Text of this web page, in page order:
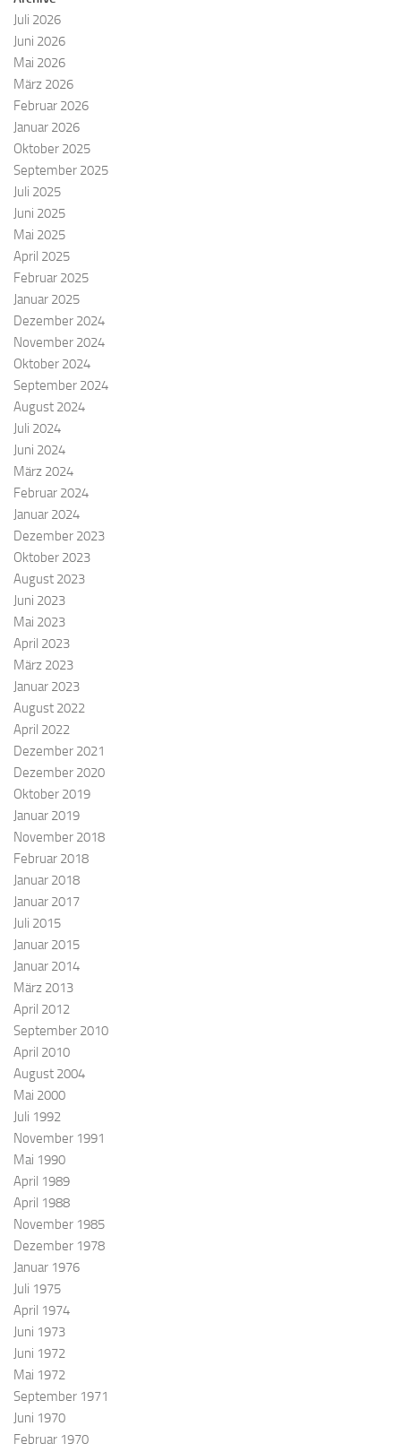
Juli 2026
Juni 2026
Mai 2026
März 2026
Februar 2026
Januar 2026
Oktober 2025
September 2025
Juli 2025
Juni 2025
Mai 2025
April 2025
Februar 2025
Januar 2025
Dezember 2024
November 2024
Oktober 2024
September 2024
August 2024
Juli 2024
Juni 2024
März 2024
Februar 2024
Januar 2024
Dezember 2023
Oktober 2023
August 2023
Juni 2023
Mai 2023
April 2023
März 2023
Januar 2023
August 2022
April 2022
Dezember 2021
Dezember 2020
Oktober 2019
Januar 2019
November 2018
Februar 2018
Januar 2018
Januar 2017
Juli 2015
Januar 2015
Januar 2014
März 2013
April 2012
September 2010
April 2010
August 2004
Mai 2000
Juli 1992
November 1991
Mai 1990
April 1989
April 1988
November 1985
Dezember 1978
Januar 1976
Juli 1975
April 1974
Juni 1973
Juni 1972
Mai 1972
September 1971
Juni 1970
Februar 1970